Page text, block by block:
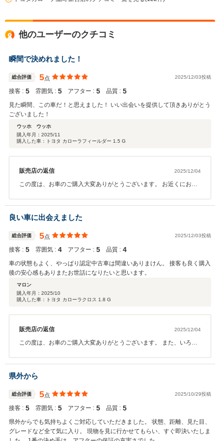
他のユーザーのクチコミ
瞬間で決めれました！
総合評価 5点 2025/12/03投稿
接客 : 5 雰囲気 : 5 アフター : 5 品質 : 5
見た瞬間、この車だ！と思えました！ いい出会いを提供して頂きありがとう
ございました！
ウッホ ウッホ
購入年月： 2025/11
購入した車：トヨタ カローラフィールダー 1.5 G
販売店の返信 2025/12/04
この度は、お車のご購入大変ありがとうございます。 お近くにお越
いお年をお迎えください。
良い車に出会えました
総合評価 5点 2025/12/03投稿
接客 : 5 雰囲気 : 4 アフター : 5 品質 : 4
車の状態もよく、やっぱり認定中古車は間違いありまけん。 接客も良く購入
後の安心感もありまたお世話になりたいと思います。
マロン
購入年月： 2025/10
購入した車：トヨタ カローラクロス 1.8 G
販売店の返信 2025/12/04
この度は、お車のご購入大変ありがとうございます。 また、いろい
えください。
県外から
総合評価 5点 2025/10/29投稿
接客 : 5 雰囲気 : 5 アフター : 5 品質 : 5
県外からでも気持ちよくご対応していただきました。 状態、距離、見た目、
グレードなど全て気に入り。 現物を見に行かせてもらい、すぐ即決いたしま